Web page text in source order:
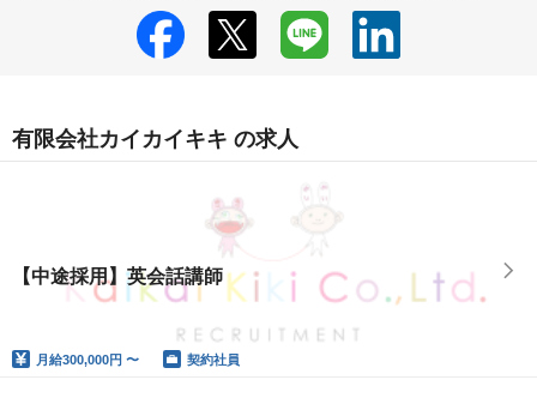
有限会社カイカイキキ の求人
【中途採用】英会話講師
月給300,000円 〜 契約社員